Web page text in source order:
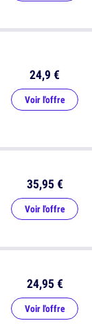
24,9 €
Voir l'offre
35,95 €
Voir l'offre
24,95 €
Voir l'offre